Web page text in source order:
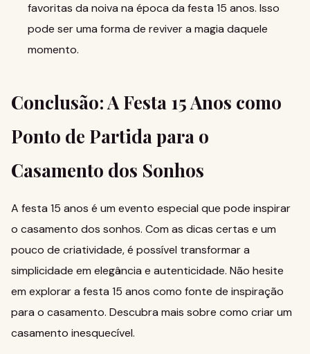
favoritas da noiva na época da festa 15 anos. Isso
pode ser uma forma de reviver a magia daquele
momento.
Conclusão: A Festa 15 Anos como
Ponto de Partida para o
Casamento dos Sonhos
A festa 15 anos é um evento especial que pode inspirar
o casamento dos sonhos. Com as dicas certas e um
pouco de criatividade, é possível transformar a
simplicidade em elegância e autenticidade. Não hesite
em explorar a festa 15 anos como fonte de inspiração
para o casamento. Descubra mais sobre como criar um
casamento inesquecível.